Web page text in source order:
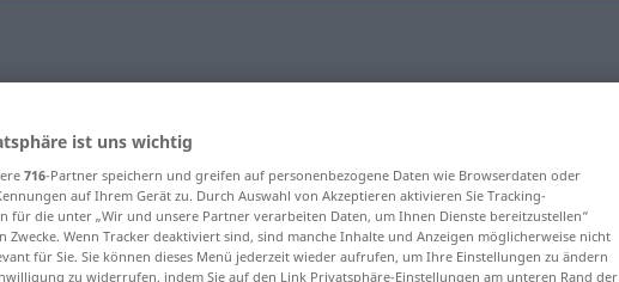
für "granske"
ist uns wichtig
716-Partner speichern und greifen auf personenbezogene Daten wie Browserdaten oder
auf Ihrem Gerät zu. Durch Auswahl von Akzeptieren aktivieren Sie Tracking-
für die unter „Wir und unsere Partner verarbeiten Daten, um Ihnen Dienste bereitzustellen“
Zwecke. Wenn Tracker deaktiviert sind, sind manche Inhalte und Anzeigen möglicherweise nicht
für Sie. Sie können dieses Menü jederzeit wieder aufrufen, um Ihre Einstellungen zu ändern
zu widerrufen, indem Sie auf den Link Privatsphäre-Einstellungen am unteren Rand der